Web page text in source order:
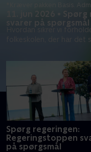
11. jun 2026 •
svarer på spørgsmål
Hvordan sikrer vi
folkeskolen, der har
*Kræver pakken Basis.
Spørg regeringen:
Regeringstoppen
på spørgsmål